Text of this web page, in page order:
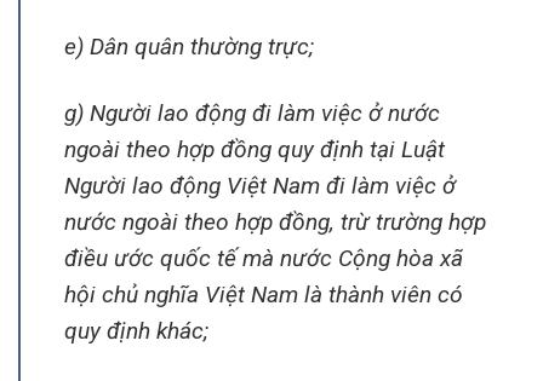
e) Dân quân thường trực;
g) Người lao động đi làm việc ở nước
ngoài theo hợp đồng quy định tại Luật
Người lao động Việt Nam đi làm việc ở
nước ngoài theo hợp đồng, trừ trường hợp
điều ước quốc tế mà nước Cộng hòa xã
hội chủ nghĩa Việt Nam là thành viên có
quy định khác;